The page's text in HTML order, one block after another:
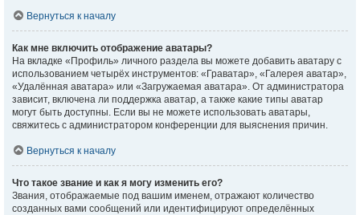
Вернуться к началу
Как мне включить отображение аватары?
На вкладке «Профиль» личного раздела вы можете добавить аватару с
использованием четырёх инструментов: «Граватар», «Галерея аватар»,
«Удалённая аватара» или «Загружаемая аватара». От администратора
зависит, включена ли поддержка аватар, а также какие типы аватар
могут быть доступны. Если вы не можете использовать аватары,
свяжитесь с администратором конференции для выяснения причин.
Вернуться к началу
Что такое звание и как я могу изменить его?
Звания, отображаемые под вашим именем, отражают количество
созданных вами сообщений или идентифицируют определённых